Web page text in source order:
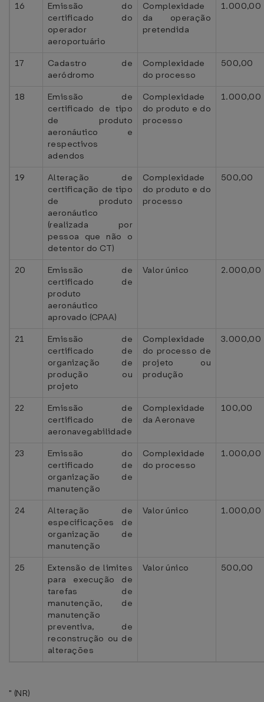
16
Emissão do
certificado do
operador
aeroportuário
Complexidade
da operação
pretendida
1.000,00
17
Cadastro de
aeródromo
Complexidade
do processo
500,00
18
Emissão de
certificado de tipo
de produto
aeronáutico e
respectivos
adendos
Complexidade
do produto e do
processo
1.000,00
19
Alteração de
certificação de tipo
de produto
aeronáutico
(realizada por
pessoa que não o
detentor do CT)
Complexidade
do produto e do
processo
500,00
20
Emissão de
certificado de
produto
aeronáutico
aprovado (CPAA)
Valor único 2.000,00
21
Emissão de
certificado de
organização de
produção ou
projeto
Complexidade
do processo de
projeto ou
produção
3.000,00
22
Emissão de
certificado de
aeronavegabilidade
Complexidade
da Aeronave
100,00
23
Emissão do
certificado de
organização de
manutenção
Complexidade
do processo
1.000,00
24
Alteração de
especificações de
organização de
manutenção
Valor único 1.000,00
25
Extensão de limites
para execução de
tarefas de
manutenção, de
manutenção
preventiva, de
reconstrução ou de
alterações
Valor único 500,00
" (NR)